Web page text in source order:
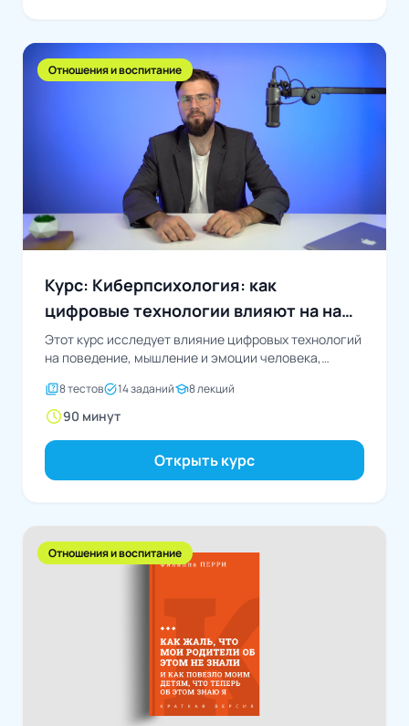
Отношения и воспитание
Курс: Киберпсихология: как
цифровые технологии влияют на наше
поведение и мышление
Этот курс исследует влияние цифровых технологий
на поведение, мышление и эмоции человека,
quiz8 тестовtask_alt14 заданийschool8 лекций
schedule90 минут
Открыть курс
Отношения и воспитание